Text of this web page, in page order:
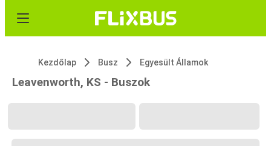
Kezdőlap Busz Egyesült Államok
Leavenworth, KS - Buszok